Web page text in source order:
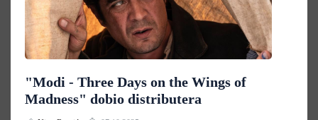
"Modi - Three Days on the Wings of
Madness" dobio distributera